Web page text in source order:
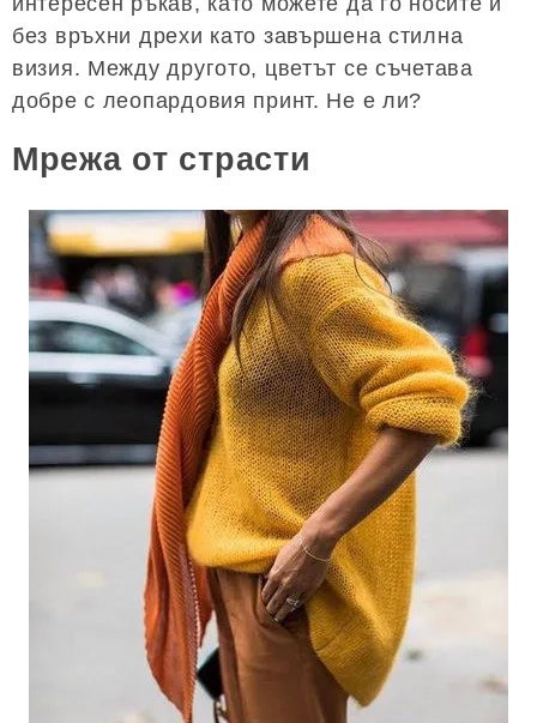
без връхни дрехи като завършена стилна
визия. Между другото, цветът се съчетава
добре с леопардовия принт. Не е ли?
Мрежа от страсти